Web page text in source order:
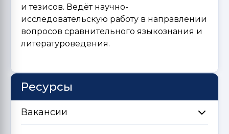
и тезисов. Ведёт научно-
исследовательскую работу в направлении
вопросов сравнительного языкознания и
литературоведения.
Ресурсы
Вакансии